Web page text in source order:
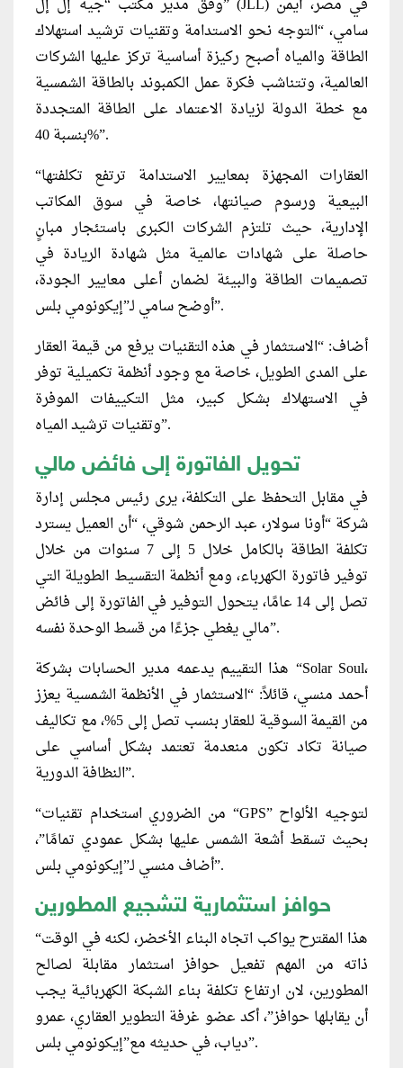
سامي، “التوجه نحو الاستدامة وتقنيات ترشيد استهلاك
الطاقة والمياه أصبح ركيزة أساسية تركز عليها الشركات
العالمية، وتتناشب فكرة عمل الكمبوند بالطاقة الشمسية
مع خطة الدولة لزيادة الاعتماد على الطاقة المتجددة
بنسبة 40%”.
“العقارات المجهزة بمعايير الاستدامة ترتفع تكلفتها
البيعية ورسوم صيانتها، خاصة في سوق المكاتب
الإدارية، حيث تلتزم الشركات الكبرى باستئجار مبانٍ
حاصلة على شهادات عالمية مثل شهادة الريادة في
تصميمات الطاقة والبيئة لضمان أعلى معايير الجودة،
أوضح سامي لـ”إيكونومي بلس”.
أضاف: “الاستثمار في هذه التقنيات يرفع من قيمة العقار
على المدى الطويل، خاصة مع وجود أنظمة تكميلية توفر
في الاستهلاك بشكل كبير، مثل التكييفات الموفرة
وتقنيات ترشيد المياه”.
تحويل الفاتورة إلى فائض مالي
في مقابل التحفظ على التكلفة، يرى رئيس مجلس إدارة
شركة “أونا سولار، عبد الرحمن شوقي، “أن العميل يسترد
تكلفة الطاقة بالكامل خلال 5 إلى 7 سنوات من خلال
توفير فاتورة الكهرباء، ومع أنظمة التقسيط الطويلة التي
تصل إلى 14 عامًا، يتحول التوفير في الفاتورة إلى فائض
مالي يغطي جزءًا من قسط الوحدة نفسه”.
هذا التقييم يدعمه مدير الحسابات بشركة “Solar Soul،
أحمد منسي، قائلاً: “الاستثمار في الأنظمة الشمسية يعزز
من القيمة السوقية للعقار بنسب تصل إلى 5%، مع تكاليف
صيانة تكاد تكون منعدمة تعتمد بشكل أساسي على
النظافة الدورية”.
“من الضروري استخدام تقنيات “GPS” لتوجيه الألواح
بحيث تسقط أشعة الشمس عليها بشكل عمودي تمامًا”،
أضاف منسي لـ”إيكونومي بلس”.
حوافز استثمارية لتشجيع المطورين
“هذا المقترح يواكب اتجاه البناء الأخضر، لكنه في الوقت
ذاته من المهم تفعيل حوافز استثمار مقابلة لصالح
المطورين، لان ارتفاع تكلفة بناء الشبكة الكهربائية يجب
أن يقابلها حوافز”، أكد عضو غرفة التطوير العقاري، عمرو
دياب، في حديثه مع”إيكونومي بلس”.